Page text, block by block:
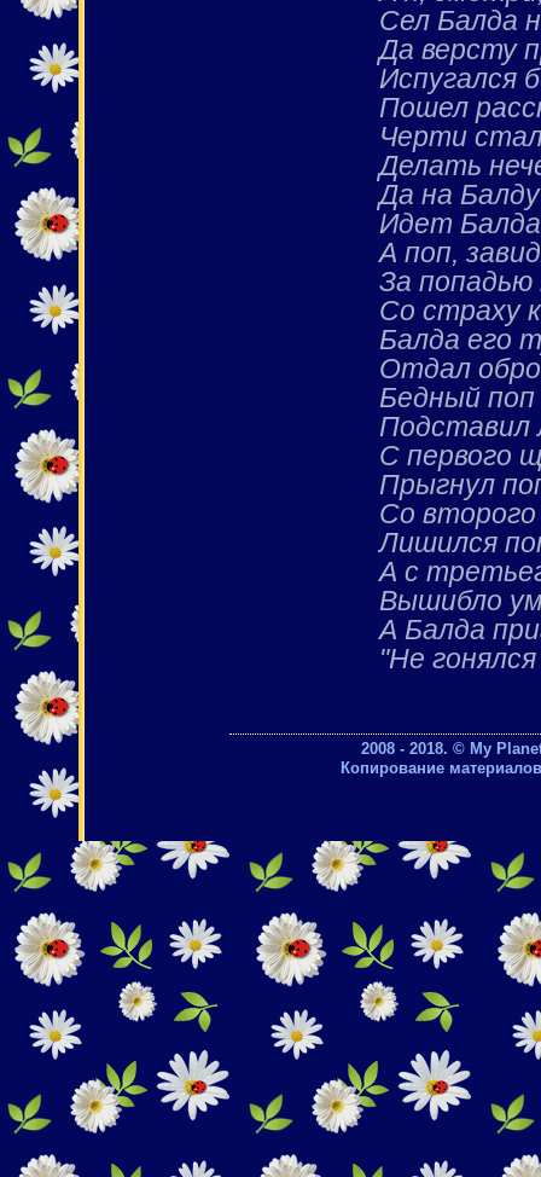
Сел Балда
Да версту
Испугался
Пошел
Черти
Делать
Да на
Идет
А поп,
За попадью
Со страху
Балда его
Отдал
Бедный поп
Подставил
С первого
Прыгнул
Со
Лишился
А с
Вышибло
А Балда
"Не
2008 - 2018. © My
Копирование